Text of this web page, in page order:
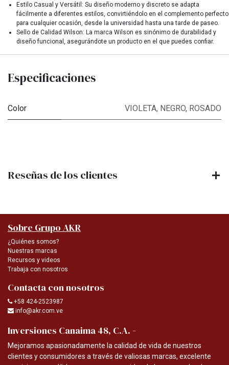
Estilo Casual y Versátil: Su diseño moderno y discreto se adapta
fácilmente a diferentes estilos, convirtiéndolo en el complemento perfecto
para cualquier ocasión, desde la universidad hasta una tarde de paseo.
Sello de Calidad Wilson: La marca Wilson es sinónimo de durabilidad y
diseño funcional, asegurándote un producto en el que puedes confiar.
Especificaciones
Color VIOLETA, NEGRO, ROSADO
Reseñas de los clientes
Sobre Grupo AKR
¿Quiénes somos?
Nuestras marcas
Recursos y videos
Trabaja con nosotros
Contacta con nosotros
+58 424-2523987
info@akr.com.ve
Inversiones Canaima 48, C.A. -
Mejoramos apasionadamente la calidad de vida de nuestros
clientes y consumidores a través de valiosas marcas, excelente